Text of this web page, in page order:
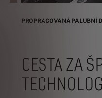
PROPRACOVANÁ PALUBNÍ
CESTA ZA